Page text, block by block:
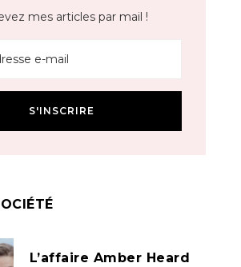
mes articles par mail !
L’affaire Amber Heard